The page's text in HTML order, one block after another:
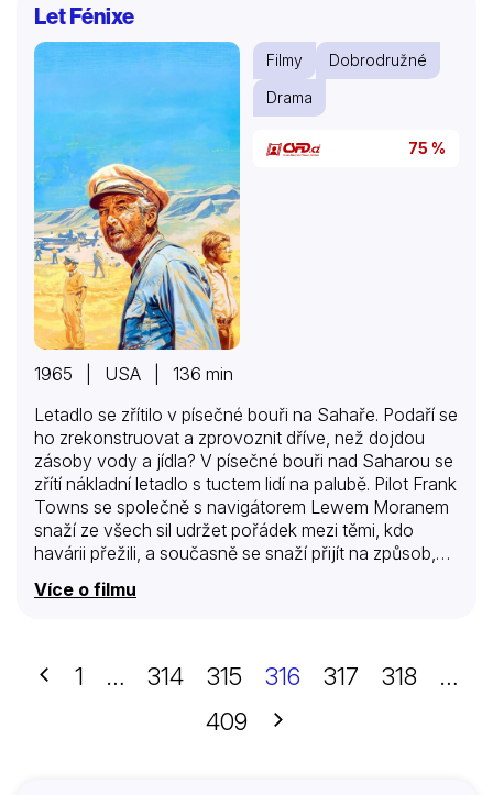
dvoře vládly tak rozvolněné mravy, že ji vypočítavá
matka a královna Herodiada v mládí raději poslala do
Říma. Římský císař Tiberius ji ale kvůli špatné pověsti
vyhání zpět do rodné Galileje. V doprovodu nového
prefekta galilejské provincie Piláta Pontského a
římského…
Let Fénixe
Filmy
Dobrodružné
Drama
75 %
1965 | USA | 136 min
Letadlo se zřítilo v písečné bouři na Sahaře. Podaří se
ho zrekonstruovat a zprovoznit dříve, než dojdou
zásoby vody a jídla? V písečné bouři nad Saharou se
zřítí nákladní letadlo s tuctem lidí na palubě. Pilot Frank
Towns se společně s navigátorem Lewem Moranem
snaží ze všech sil udržet pořádek mezi těmi, kdo
havárii přežili, a současně se snaží přijít na způsob,
jak všechny zachránit. Nebude to nic snadného,
protože zásob jídla a pití není mnoho a skupina
vypjaté situaci pomalu projevují skutečné charaktery
jednotlivých postav. Někteří z těch, kteří působili
silným dojmem a ostatní snad doufali, že se o ně…
Více o filmu
Předchozí
1 … 314 315 316 317 318
…
409
Další